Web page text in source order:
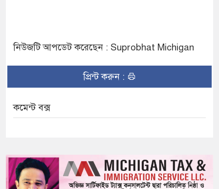
নিউজটি আপডেট করেছেন : Suprobhat Michigan
প্রিন্ট করুন :
কমেন্ট বক্স